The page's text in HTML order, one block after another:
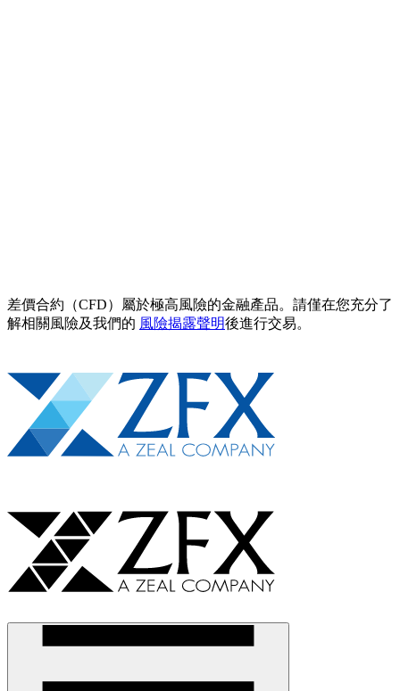
差價合約（CFD）屬於極高風險的金融產品。請僅在您充分了
解相關風險及我們的 風險揭露聲明後進行交易。